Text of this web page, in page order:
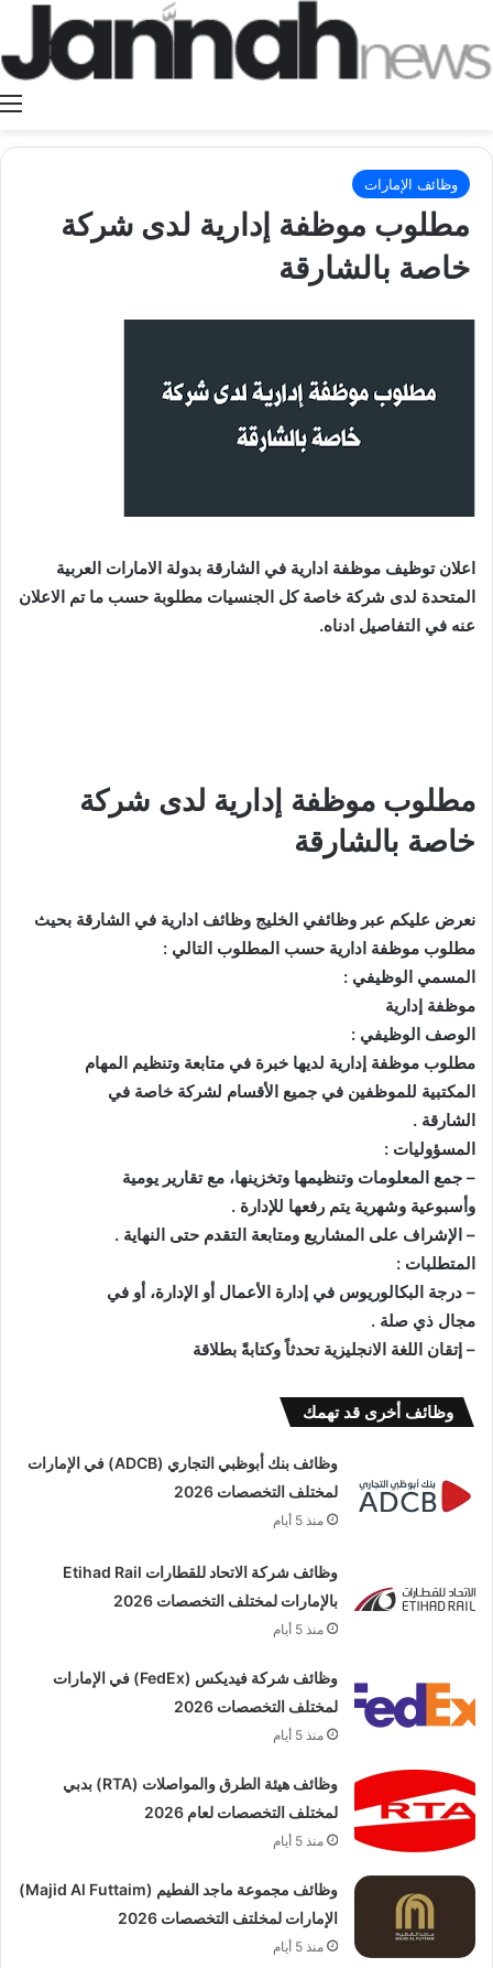
وظائف الإمارات
مطلوب موظفة إدارية لدى شركة
خاصة بالشارقة
اعلان توظيف موظفة ادارية في الشارقة بدولة الامارات العربية
المتحدة لدى شركة خاصة كل الجنسيات مطلوبة حسب ما تم الاعلان
عنه في التفاصيل ادناه.
مطلوب موظفة إدارية لدى شركة
خاصة بالشارقة
نعرض عليكم عبر وظائفي الخليج وظائف ادارية في الشارقة بحيث
مطلوب موظفة ادارية حسب المطلوب التالي :
ﺍﻟﻤﺴﻤﻲ ﺍﻟﻮﻇﻴﻔﻲ :
ﻣﻮﻇﻔﺔ ﺇﺩﺍﺭﻳﺔ
ﺍﻟﻮﺻﻒ ﺍﻟﻮﻇﻴﻔﻲ :
ﻣﻄﻠﻮﺏ ﻣﻮﻇﻔﺔ ﺇﺩﺍﺭﻳﺔ ﻟﺪﻳﻬﺎ ﺧﺒﺮﺓ ﻓﻲ ﻣﺘﺎﺑﻌﺔ ﻭﺗﻨﻈﻴﻢ ﺍﻟﻤﻬﺎﻡ
ﺍﻟﻤﻜﺘﺒﻴﺔ ﻟﻠﻤﻮﻇﻔﻴﻦ ﻓﻲ ﺟﻤﻴﻊ ﺍﻷﻗﺴﺎﻡ ﻟﺸﺮﻛﺔ ﺧﺎﺻﺔ ﻓﻲ
ﺍﻟﺸﺎﺭﻗﺔ .
ﺍﻟﻤﺴﺆﻭﻟﻴﺎﺕ :
– ﺟﻤﻊ ﺍﻟﻤﻌﻠﻮﻣﺎﺕ ﻭﺗﻨﻈﻴﻤﻬﺎ ﻭﺗﺨﺰﻳﻨﻬﺎ، ﻣﻊ ﺗﻘﺎﺭﻳﺮ ﻳﻮﻣﻴﺔ
ﻭﺃﺳﺒﻮﻋﻴﺔ ﻭﺷﻬﺮﻳﺔ ﻳﺘﻢ ﺭﻓﻌﻬﺎ ﻟﻺﺩﺍﺭﺓ .
– ﺍﻹﺷﺮﺍﻑ ﻋﻠﻰ ﺍﻟﻤﺸﺎﺭﻳﻊ ﻭﻣﺘﺎﺑﻌﺔ ﺍﻟﺘﻘﺪﻡ ﺣﺘﻰ ﺍﻟﻨﻬﺎﻳﺔ .
ﺍﻟﻤﺘﻄﻠﺒﺎﺕ :
– ﺩﺭﺟﺔ ﺍﻟﺒﻜﺎﻟﻮﺭﻳﻮﺱ ﻓﻲ ﺇﺩﺍﺭﺓ ﺍﻷﻋﻤﺎﻝ ﺃﻭ ﺍﻹﺩﺍﺭﺓ، ﺃﻭ ﻓﻲ
ﻣﺠﺎﻝ ﺫﻱ ﺻﻠﺔ .
– ﺇﺗﻘﺎﻥ ﺍﻟﻠﻐﺔ ﺍﻻﻧﺠﻠﻴﺰﻳﺔ ﺗﺤﺪﺛﺎً ﻭﻛﺘﺎﺑﺔً ﺑﻄﻼﻗﺔ
وظائف أخرى قد تهمك
وظائف بنك أبوظبي التجاري (ADCB) في الإمارات
لمختلف التخصصات 2026
منذ 5 أيام
وظائف شركة الاتحاد للقطارات Etihad Rail
بالإمارات لمختلف التخصصات 2026
منذ 5 أيام
وظائف شركة فيديكس (FedEx) في الإمارات
لمختلف التخصصات 2026
منذ 5 أيام
وظائف هيئة الطرق والمواصلات (RTA) بدبي
لمختلف التخصصات لعام 2026
منذ 5 أيام
وظائف مجموعة ماجد الفطيم (Majid Al Futtaim)
الإمارات لمخلتف التخصصات 2026
منذ 5 أيام